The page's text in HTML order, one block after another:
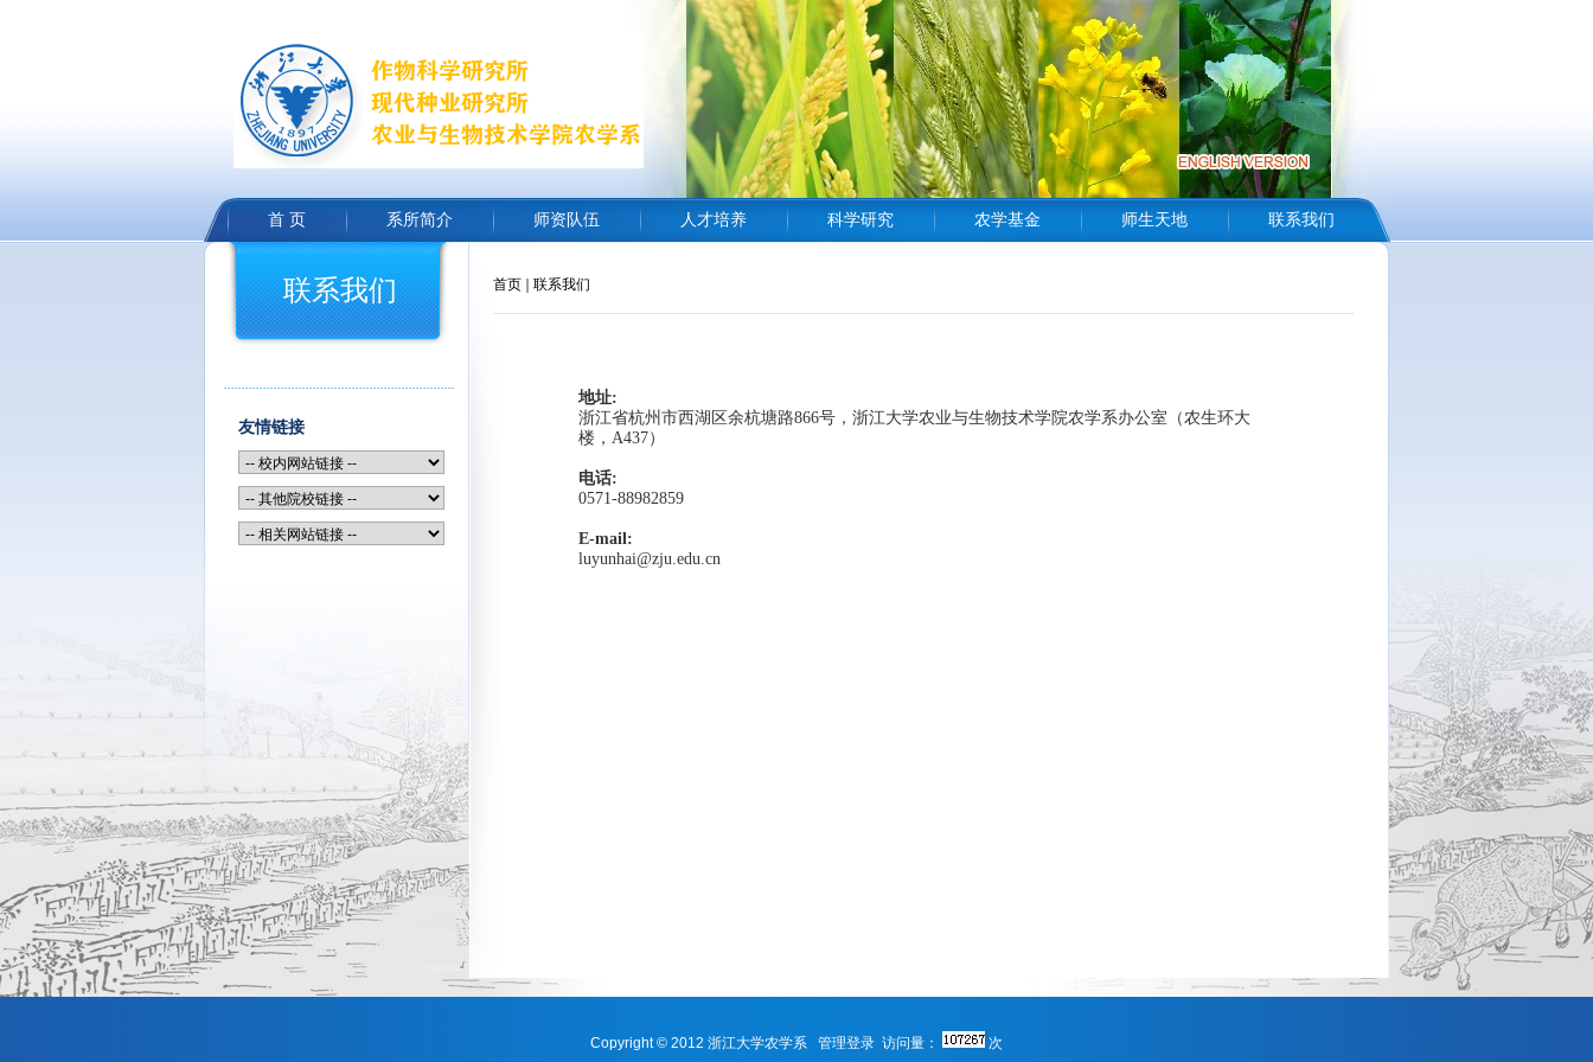
首 页 系所简介 师资队伍 人才培养 科学研究 农学基金 师生天地 联系我们
联系我们
友情链接
首页 联系我们
地址:
浙江省杭州市西湖区余杭塘路866号，浙江大学农业与生物技术学院农学系办公室（农生环大
楼，A437）
电话:
0571-88982859
E-mail:
luyunhai@zju.edu.cn
Copyright © 2012 浙江大学农学系 管理登录 访问量： 次